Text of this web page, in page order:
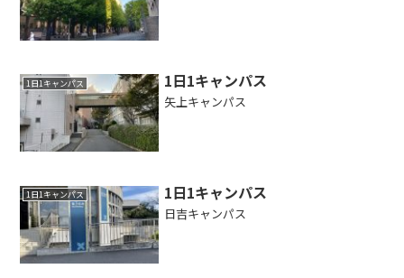
1日1キャンパス 1日1キャンパス
矢上キャンパス
1日1キャンパス 1日1キャンパス
日吉キャンパス